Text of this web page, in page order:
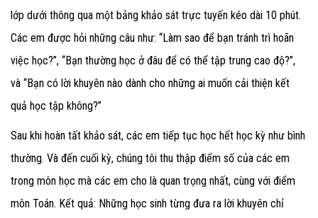
lớp dưới thông qua một bảng khảo sát trực tuyến kéo dài 10 phút.
Các em được hỏi những câu như: “Làm sao để bạn tránh trì hoãn
việc học?”, “Bạn thường học ở đâu để có thể tập trung cao độ?”,
và “Bạn có lời khuyên nào dành cho những ai muốn cải thiện kết
quả học tập không?”
Sau khi hoàn tất khảo sát, các em tiếp tục học hết học kỳ như bình
thường. Và đến cuối kỳ, chúng tôi thu thập điểm số của các em
trong môn học mà các em cho là quan trọng nhất, cùng với điểm
môn Toán. Kết quả: Những học sinh từng đưa ra lời khuyên chỉ